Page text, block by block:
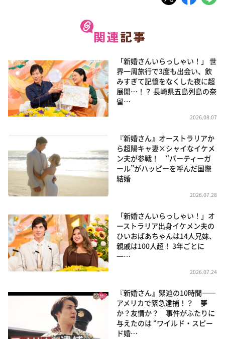
「新婚さんいらっしゃい！」 世
界一周旅行で3度も出会い、飲
みすぎて記憶をなくした夜に超
展開…！？ 長崎県五島列島の奈
留…
2026.08.07
『新婚さん』オーストラリアか
ら超陽キャ妻×シャイなイケメ
ン夫が参戦！ “パーティーガ
ール”がハッピーを呼んだ国際
結婚
2026.07.28
「新婚さんいらっしゃい！」オ
ーストラリア出身イケメン夫の
ひいおばあちゃんは14人兄妹、
親戚は100人超！ 3年ごとに
一…
2026.07.24
『新婚さん』緊迫の10時間――
アメリカで緊急逮捕！？ 夢
か？友情か？ 事件がふたりに
与えたのは “ワイルド・スピー
ド婚…